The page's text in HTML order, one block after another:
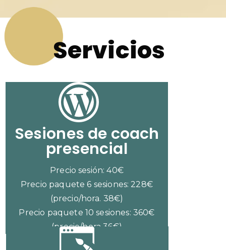
Servicios
Sesiones de coach
presencial
Precio sesión: 40€
Precio paquete 6 sesiones: 228€
(precio/hora. 38€)
Precio paquete 10 sesiones: 360€
(precio/hora 36€)